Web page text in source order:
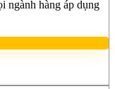
ngành hàng áp dụng